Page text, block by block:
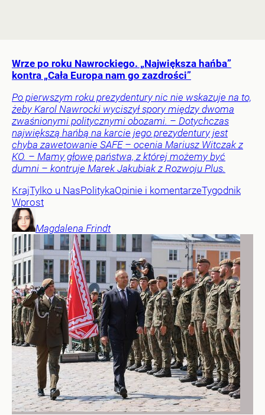
Wrze po roku Nawrockiego. „Największa hańba”
kontra „Cała Europa nam go zazdrości”
Po pierwszym roku prezydentury nic nie wskazuje na to,
żeby Karol Nawrocki wyciszył spory między dwoma
zwaśnionymi politycznymi obozami. – Dotychczas
największą hańbą na karcie jego prezydentury jest
chyba zawetowanie SAFE – ocenia Mariusz Witczak z
KO. – Mamy głowę państwa, z której możemy być
dumni – kontruje Marek Jakubiak z Rozwoju Plus.
KrajTylko u NasPolitykaOpinie i komentarzeTygodnik
Wprost
Magdalena Frindt